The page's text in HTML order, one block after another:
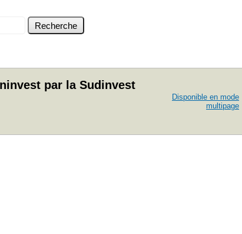
par la Sudinvest
Disponible en mode
multipage